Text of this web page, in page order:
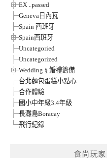
EX ..passed
Geneva日內瓦
Spain 西班牙
Spain西班牙
Uncategoried
Uncategorized
Wedding § 婚禮籌備
台北麵包蛋糕小點心
合作體驗
國小中年級3.4年級
長灘島Boracay
飛行紀錄
食尚玩